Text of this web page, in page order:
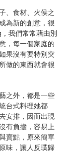
、食材、火侯之
為新的創意，很
我們常常藉由別
，每一個家庭的
果沒有要特別突
做的東西就會很
之外，都是一些
台式料理她都
安排，因而出現
有負擔，容易上
賣點，原來簡單
味，讓人反璞歸